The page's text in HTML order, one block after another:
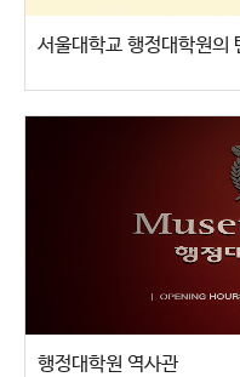
서울대학교 행정대학원
행정대학원 역사관